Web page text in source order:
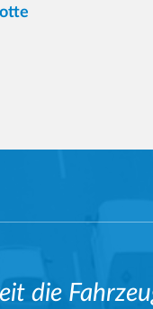
die